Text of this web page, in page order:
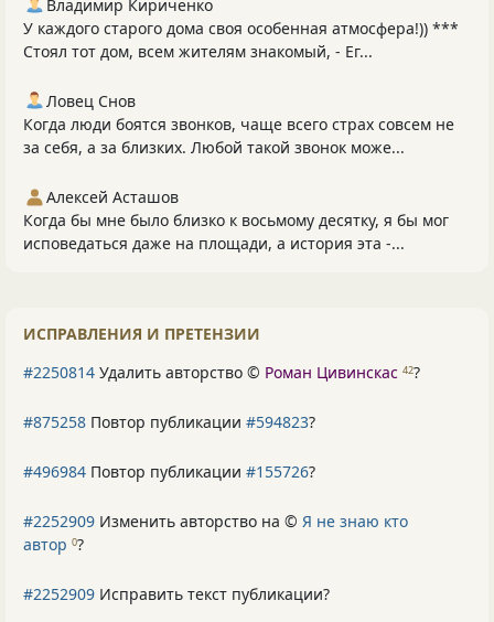
Владимир Кириченко
У каждого старого дома своя особенная атмосфера!)) ***
Стоял тот дом, всем жителям знакомый, - Ег...
Ловец Снов
Когда люди боятся звонков, чаще всего страх совсем не
за себя, а за близких. Любой такой звонок може...
Алексей Асташов
Когда бы мне было близко к восьмому десятку, я бы мог
исповедаться даже на площади, а история эта -...
ИСПРАВЛЕНИЯ И ПРЕТЕНЗИИ
#2250814 Удалить авторство © Роман Цивинскас 42?
#875258 Повтор публикации #594823?
#496984 Повтор публикации #155726?
#2252909 Изменить авторство на © Я не знаю кто
автор 0?
#2252909 Исправить текст публикации?